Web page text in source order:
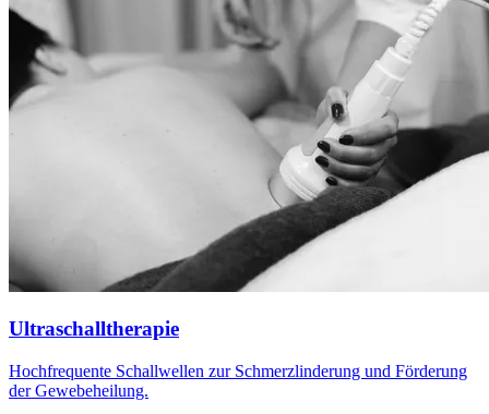
Ultraschalltherapie
Hochfrequente Schallwellen zur Schmerzlinderung und Förderung
der Gewebeheilung.